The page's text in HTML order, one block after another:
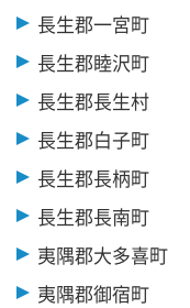
長生郡一宮町
長生郡睦沢町
長生郡長生村
長生郡白子町
長生郡長柄町
長生郡長南町
夷隅郡大多喜町
夷隅郡御宿町